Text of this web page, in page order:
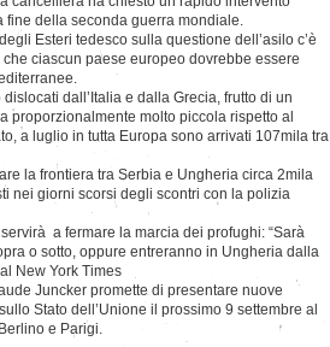
fine della seconda guerra mondiale.
Esteri tedesco sulla questione dell’asilo c’è
ciascun paese europeo dovrebbe essere
dall’Italia e dalla Grecia, frutto di un
proporzionalmente molto piccola rispetto al
a luglio in tutta Europa sono arrivati 107mila tra
la frontiera tra Serbia e Ungheria circa 2mila
nei giorni scorsi degli scontri con la polizia
a fermare la marcia dei profughi: “Sarà
o sotto, oppure entreranno in Ungheria dalla
New York Times
Juncker promette di presentare nuove
Stato dell’Unione il prossimo 9 settembre al
e Parigi.